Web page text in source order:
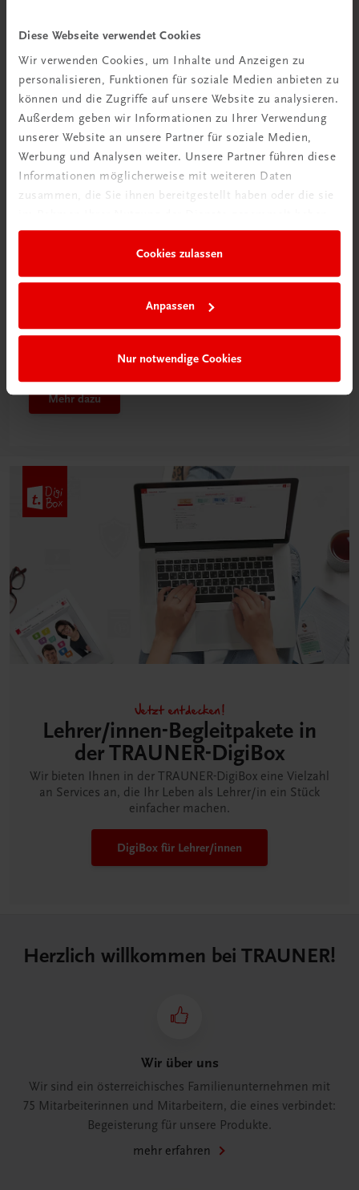
Diese Webseite verwendet Cookies
Wir verwenden Cookies, um Inhalte und Anzeigen zu
personalisieren, Funktionen für soziale Medien anbieten zu
können und die Zugriffe auf unsere Website zu analysieren.
Außerdem geben wir Informationen zu Ihrer Verwendung
unserer Website an unsere Partner für soziale Medien,
Werbung und Analysen weiter. Unsere Partner führen diese
Informationen möglicherweise mit weiteren Daten
zusammen, die Sie ihnen bereitgestellt haben oder die sie
Cookies zulassen
Anpassen
Nur notwendige Cookies
Videos mit
Tipps & Tricks
Mehr dazu
Das „Digitale
Klassenzimmer“
Mehr dazu
Jetzt entdecken!
Lehrer/innen-Begleitpakete in
der TRAUNER-DigiBox
Wir bieten Ihnen in der TRAUNER-DigiBox eine Vielzahl
an Services an, die Ihr Leben als Lehrer/in ein Stück
einfacher machen.
DigiBox für Lehrer/innen
Herzlich willkommen bei TRAUNER!
Wir über uns
Wir sind ein österreichisches Familienunternehmen mit
75 Mitarbeiterinnen und Mitarbeitern, die eines verbindet:
Begeisterung für unsere Produkte.
mehr erfahren